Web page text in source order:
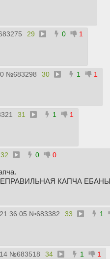
29 0 1
№683298 30 1 1
31 1 1
32 0 0
"НЕПРАВИЛЬНАЯ КАПЧА
№683382 33 1
№683518 34 1 1